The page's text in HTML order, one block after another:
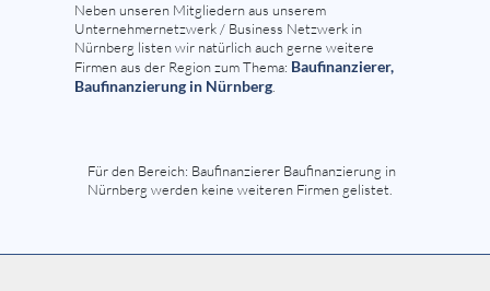
Neben unseren Mitgliedern aus unserem
Unternehmernetzwerk / Business Netzwerk in
Nürnberg listen wir natürlich auch gerne weitere
Firmen aus der Region zum Thema: Baufinanzierer,
Baufinanzierung in Nürnberg.
Für den Bereich: Baufinanzierer Baufinanzierung in
Nürnberg werden keine weiteren Firmen gelistet.